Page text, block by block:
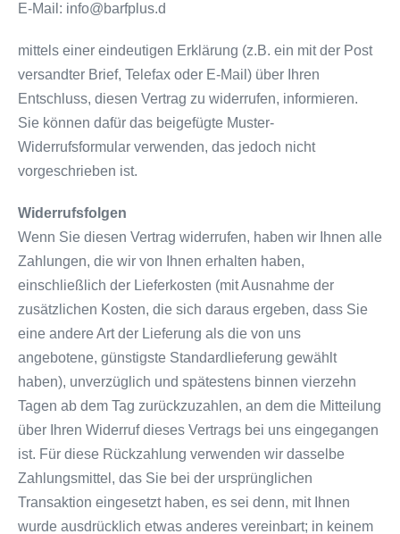
E-Mail: info@barfplus.d
mittels einer eindeutigen Erklärung (z.B. ein mit der Post
versandter Brief, Telefax oder E-Mail) über Ihren
Entschluss, diesen Vertrag zu widerrufen, informieren.
Sie können dafür das beigefügte Muster-
Widerrufsformular verwenden, das jedoch nicht
vorgeschrieben ist.
Widerrufsfolgen
Wenn Sie diesen Vertrag widerrufen, haben wir Ihnen alle
Zahlungen, die wir von Ihnen erhalten haben,
einschließlich der Lieferkosten (mit Ausnahme der
zusätzlichen Kosten, die sich daraus ergeben, dass Sie
eine andere Art der Lieferung als die von uns
angebotene, günstigste Standardlieferung gewählt
haben), unverzüglich und spätestens binnen vierzehn
Tagen ab dem Tag zurückzuzahlen, an dem die Mitteilung
über Ihren Widerruf dieses Vertrags bei uns eingegangen
ist. Für diese Rückzahlung verwenden wir dasselbe
Zahlungsmittel, das Sie bei der ursprünglichen
Transaktion eingesetzt haben, es sei denn, mit Ihnen
wurde ausdrücklich etwas anderes vereinbart; in keinem